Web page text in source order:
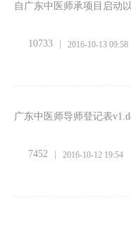
自广东中医师承项目启动
10733 2016-10-13 09:58
广东中医师导师登记表
7452 2016-10-12 19:54